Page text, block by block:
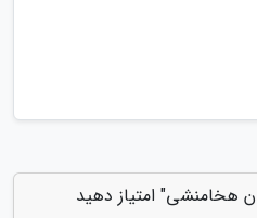
هخامنشی" امتیاز دهید